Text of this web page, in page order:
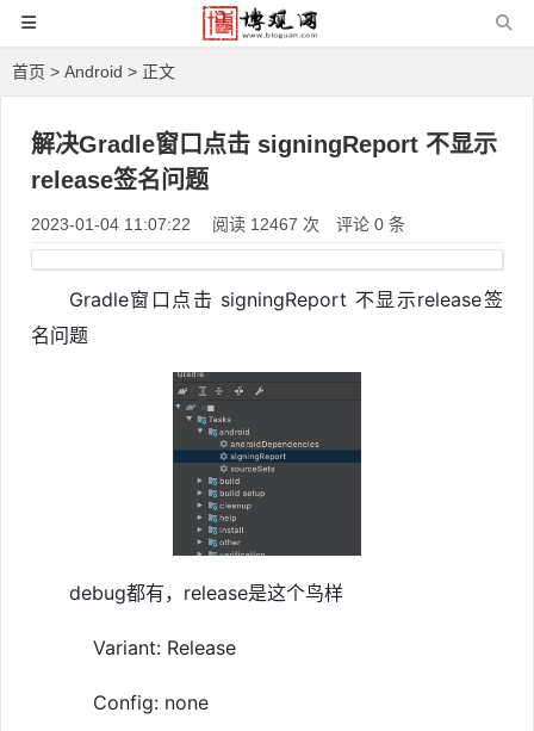
首页 > Android > 正文
解决Gradle窗口点击 signingReport 不显示
release签名问题
2023-01-04 11:07:22 阅读 12467 次 评论 0 条
Gradle窗口点击 signingReport 不显示release签
名问题
debug都有，release是这个鸟样
Variant: Release
Config: none